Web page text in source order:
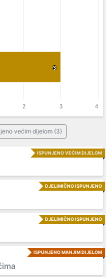
3
3
2 3 4
većim dijelom (3)
ISPUNJENO VEĆIM DIJELOM
DJELIMIČNO ISPUNJENO
DJELIMIČNO ISPUNJENO
ISPUNJENO MANJIM DIJELOM